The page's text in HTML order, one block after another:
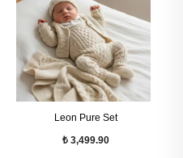
Leon Pure Set
₺ 3,499.90